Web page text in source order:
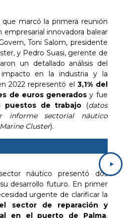
marcó la primera reunión
empresarial innovadora balear
Toni Salom, presidente
y Pedro Suasi, gerente de
un detallado análisis del
en la industria y la
2022 representó el3,1% del
de euros generadosy fue
puestos de trabajo (datos
informe sectorial náutico
Cluster).
náutico presentó dos
desarrollo futuro. En primer
urgente de clarificar la
sector de reparación y
en el puerto de Palma.